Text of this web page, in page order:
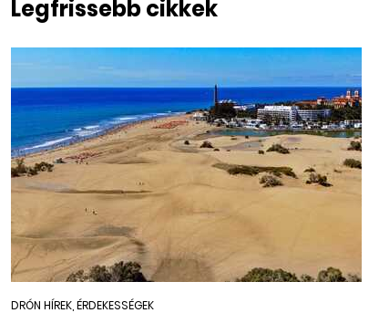
Legfrissebb cikkek
DRÓN HÍREK, ÉRDEKESSÉGEK